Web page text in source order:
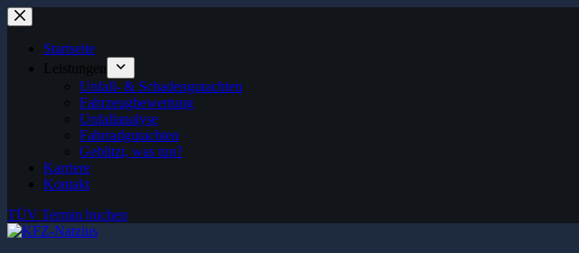
Zum
Inhalt
springenStartseite
Leistungen
Unfall- & Schadengutachten
Fahrzeugbewertung
Unfallanalyse
Fahrradgutachten
Geblitzt, was tun?
Karriere
Kontakt
TÜV Termin buchen